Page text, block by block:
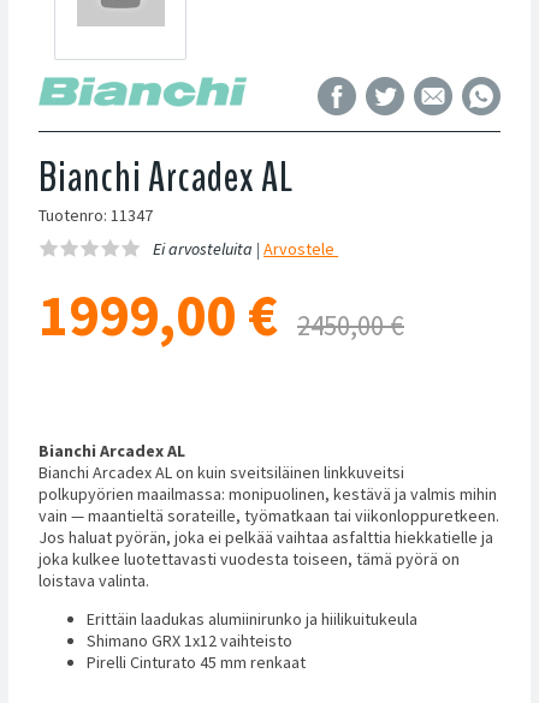
Bianchi Arcadex AL
Tuotenro: 11347
Ei arvosteluita |Arvostele
1999,00 € 2450,00 €
Bianchi Arcadex AL
Bianchi Arcadex AL on kuin sveitsiläinen linkkuveitsi
polkupyörien maailmassa: monipuolinen, kestävä ja valmis mihin
vain — maantieltä sorateille, työmatkaan tai viikonloppuretkeen.
Jos haluat pyörän, joka ei pelkää vaihtaa asfalttia hiekkatielle ja
joka kulkee luotettavasti vuodesta toiseen, tämä pyörä on
loistava valinta.
Erittäin laadukas alumiinirunko ja hiilikuitukeula
Shimano GRX 1x12 vaihteisto
Pirelli Cinturato 45 mm renkaat